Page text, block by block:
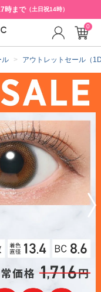
時まで（土日祝14時）
ル アウトレットセール（
0